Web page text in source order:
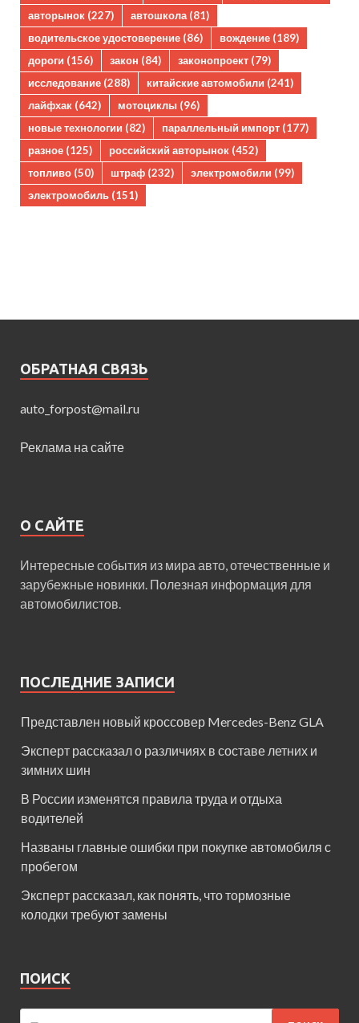
авторынок (227) автошкола (81)
водительское удостоверение (86) вождение (189)
дороги (156) закон (84) законопроект (79)
исследование (288) китайские автомобили (241)
лайфхак (642) мотоциклы (96)
новые технологии (82) параллельный импорт (177)
разное (125) российский авторынок (452)
топливо (50) штраф (232) электромобили (99)
электромобиль (151)
ОБРАТНАЯ СВЯЗЬ
auto_forpost@mail.ru
Реклама на сайте
О САЙТЕ
Интересные события из мира авто, отечественные и
зарубежные новинки. Полезная информация для
автомобилистов.
ПОСЛЕДНИЕ ЗАПИСИ
Представлен новый кроссовер Mercedes-Benz GLA
Эксперт рассказал о различиях в составе летних и
зимних шин
В России изменятся правила труда и отдыха
водителей
Названы главные ошибки при покупке автомобиля с
пробегом
Эксперт рассказал, как понять, что тормозные
колодки требуют замены
ПОИСК